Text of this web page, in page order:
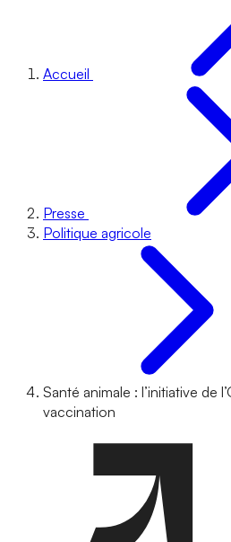
Accueil
Presse
Politique agricole
Santé animale : l’initiative de
vaccination